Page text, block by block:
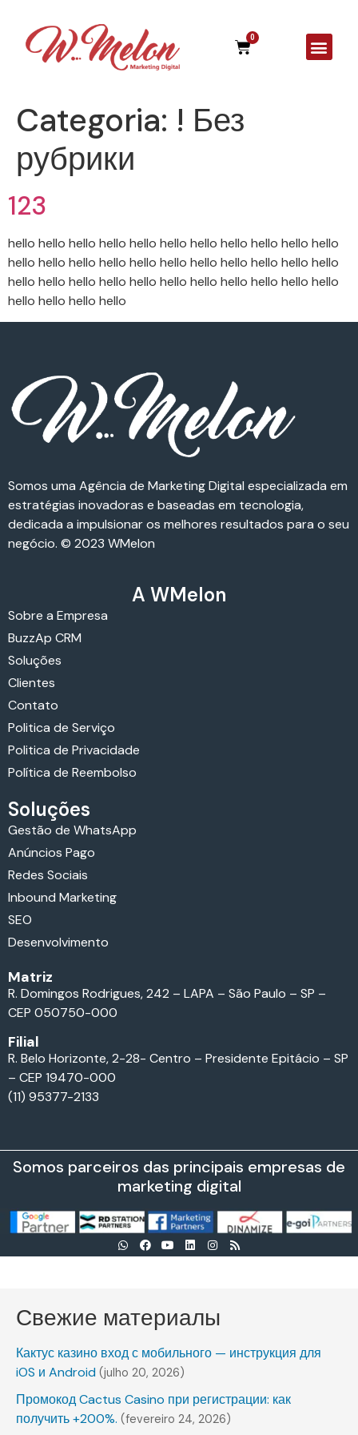
0
Categoria: ! Без
рубрики
123
hello hello hello hello hello hello hello hello hello hello hello
hello hello hello hello hello hello hello hello hello hello hello
hello hello hello hello hello hello hello hello hello hello hello
hello hello hello hello
Somos uma Agência de Marketing Digital especializada em
estratégias inovadoras e baseadas em tecnologia,
dedicada a impulsionar os melhores resultados para o seu
negócio. © 2023 WMelon
A WMelon
Sobre a Empresa
BuzzAp CRM
Soluções
Clientes
Contato
Politica de Serviço
Politica de Privacidade
Política de Reembolso
Soluções
Gestão de WhatsApp
Anúncios Pago
Redes Sociais
Inbound Marketing
SEO
Desenvolvimento
Matriz
R. Domingos Rodrigues, 242 – LAPA – São Paulo – SP –
CEP 050750-000
Filial
R. Belo Horizonte, 2-28- Centro – Presidente Epitácio – SP
– CEP 19470-000
(11) 95377-2133
Somos parceiros das principais empresas de
marketing digital
Свежие материалы
Кактус казино вход с мобильного — инструкция для
iOS и Android (julho 20, 2026)
Промокод Cactus Casino при регистрации: как
получить +200%. (fevereiro 24, 2026)